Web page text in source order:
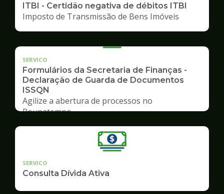
ITBI - Certidão negativa de débitos ITBI
Imposto de Transmissão de Bens Imóveis
SERVICO
Formulários da Secretaria de Finanças -
Declaração de Guarda de Documentos
ISSQN
Agilize a abertura de processos no
Poupatempo
SERVICO
Consulta Dívida Ativa